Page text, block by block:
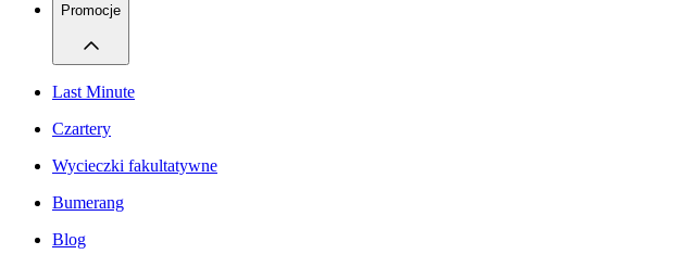
Promocje
Last Minute
Czartery
Wycieczki fakultatywne
Bumerang
Blog